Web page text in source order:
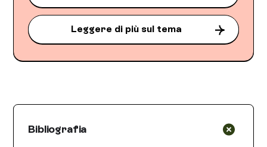
Leggere di più sul tema
Bibliografia